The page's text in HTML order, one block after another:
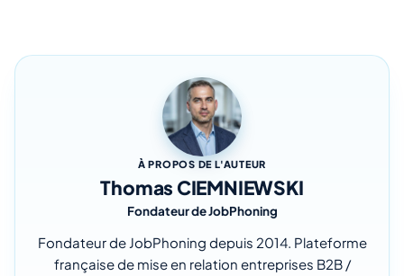
À PROPOS DE L'AUTEUR
Thomas CIEMNIEWSKI
Fondateur de JobPhoning
Fondateur de JobPhoning depuis 2014. Plateforme
française de mise en relation entreprises B2B /